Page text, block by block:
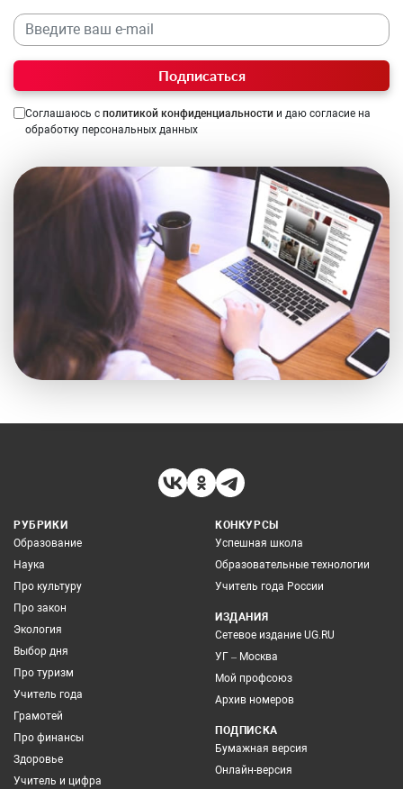
Подписаться
Соглашаюсь с политикой конфиденциальности и даю согласие на
обработку персональных данных
РУБРИКИ
Образование
Наука
Про культуру
Про закон
Экология
Выбор дня
Про туризм
Учитель года
Грамотей
Про финансы
Здоровье
Учитель и цифра
КОНКУРСЫ
Успешная школа
Образовательные технологии
Учитель года России
ИЗДАНИЯ
Сетевое издание UG.RU
УГ – Москва
Мой профсоюз
Архив номеров
ПОДПИСКА
Бумажная версия
Онлайн-версия